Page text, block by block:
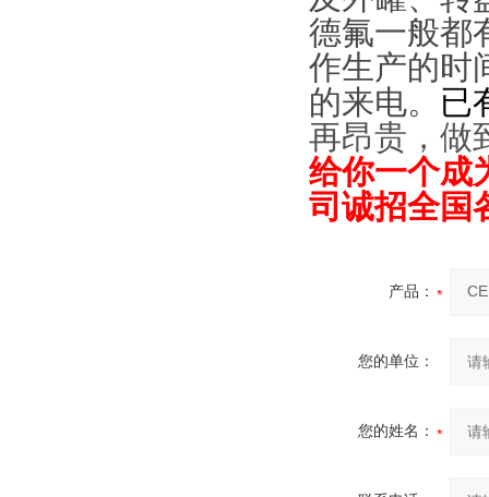
德氟一般都
作生产的时
的来电。 已
再昂贵，做
给你一个成
司诚招全国
产品：
您的单位：
您的姓名：